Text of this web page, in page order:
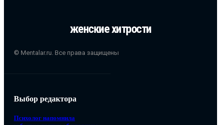
женские хитрости
© Mentalar.ru. Все права защищены
Выбор редактора
Психолог напомнила